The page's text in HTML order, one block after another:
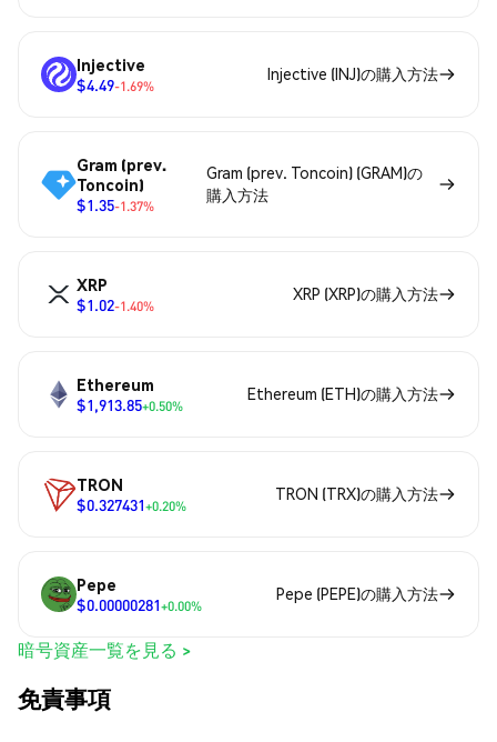
Injective
$4.49-1.69%
Injective (INJ)の購入方法
Gram (prev.
Toncoin)
$1.35-1.37%
Gram (prev. Toncoin) (GRAM)の
購入方法
XRP
$1.02-1.40%
XRP (XRP)の購入方法
Ethereum
$1,913.85+0.50%
Ethereum (ETH)の購入方法
TRON
$0.327431+0.20%
TRON (TRX)の購入方法
Pepe
$0.00000281+0.00%
Pepe (PEPE)の購入方法
暗号資産一覧を見る >
免責事項